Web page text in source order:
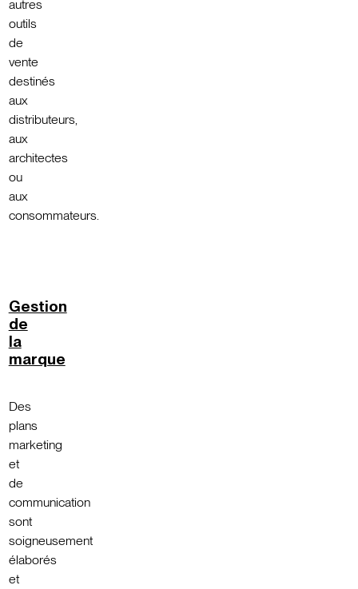
autres
outils
de
vente
destinés
aux
distributeurs,
aux
architectes
ou
aux
consommateurs.
Gestion
de
la
marque
Des
plans
marketing
et
de
communication
sont
soigneusement
élaborés
et